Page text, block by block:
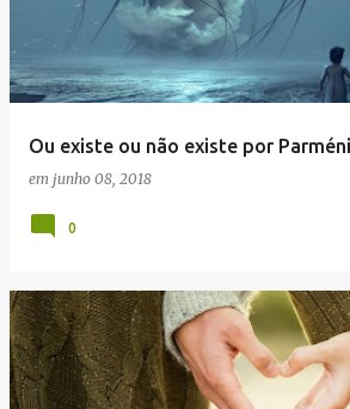
Ou existe ou não existe por
em junho 08, 2018
0